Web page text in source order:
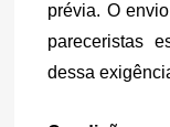
prévia. O
pareceristas
dessa